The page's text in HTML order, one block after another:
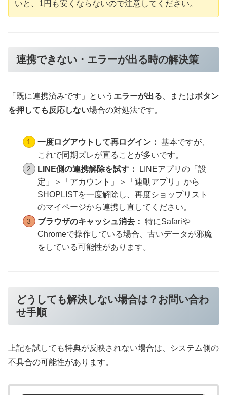
いと、1円も安くならないので注意してください。
連携できない・エラーが出る時の解決策
「既に連携済みです」という エラーが出る 、またはボタン
を押しても反応しない場合の対処法です。
一度ログアウトして再ログイン： 基本ですが、
これで同期ズレが直ることが多いです。
LINE側の連携解除を試す：
LINEアプリの「設
定」＞「アカウント」＞「連動アプリ」から
SHOPLISTを一度解除し、再度ショップリスト
のマイページから連携し直してください。
ブラウザのキャッシュ消去： 特にSafariや
Chromeで操作している場合、古いデータが邪魔
をしている可能性があります。
どうしても解決しない場合は？お問い合わ
せ手順
上記を試しても特典が反映されない場合は、システム側の
不具合の可能性があります。